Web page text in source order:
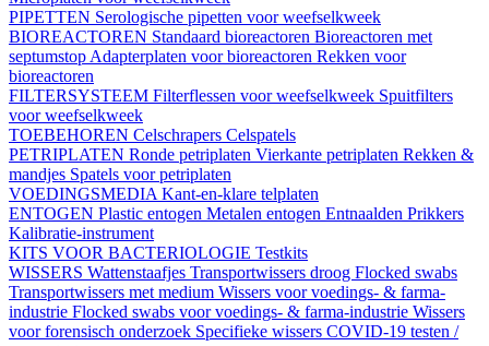
PIPETTEN Serologische pipetten voor weefselkweek
BIOREACTOREN Standaard bioreactoren Bioreactoren met
septumstop Adapterplaten voor bioreactoren Rekken voor
bioreactoren
FILTERSYSTEEM Filterflessen voor weefselkweek Spuitfilters
voor weefselkweek
TOEBEHOREN Celschrapers Celspatels
PETRIPLATEN Ronde petriplaten Vierkante petriplaten Rekken &
mandjes Spatels voor petriplaten
VOEDINGSMEDIA Kant-en-klare telplaten
ENTOGEN Plastic entogen Metalen entogen Entnaalden Prikkers
Kalibratie-instrument
KITS VOOR BACTERIOLOGIE Testkits
WISSERS Wattenstaafjes Transportwissers droog Flocked swabs
Transportwissers met medium Wissers voor voedings- & farma-
industrie Flocked swabs voor voedings- & farma-industrie Wissers
voor forensisch onderzoek Specifieke wissers COVID-19 testen /